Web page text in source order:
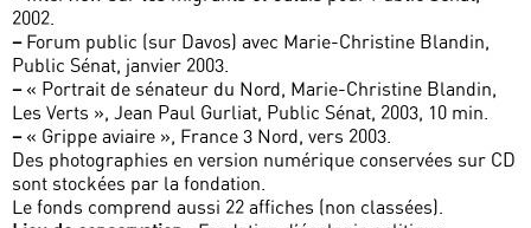
2002.
–Forum public (sur Davos) avec Marie-Christine Blandin,
Public Sénat, janvier 2003.
–« Portrait de sénateur du Nord, Marie-Christine Blandin,
Les Verts », Jean Paul Gurliat, Public Sénat, 2003, 10 min.
–« Grippe aviaire », France 3 Nord, vers 2003.
Des photographies en version numérique conservées sur CD
sont stockées par la fondation.
Le fonds comprend aussi 22 affiches (non classées).